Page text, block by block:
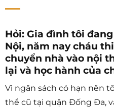
Hỏi: Gia đình tôi
Nội, năm nay cháu
chuyển nhà vào nội
lại và học hành của
Vì ngân sách có hạn nên
thể cũ tại quận Đống Đa,